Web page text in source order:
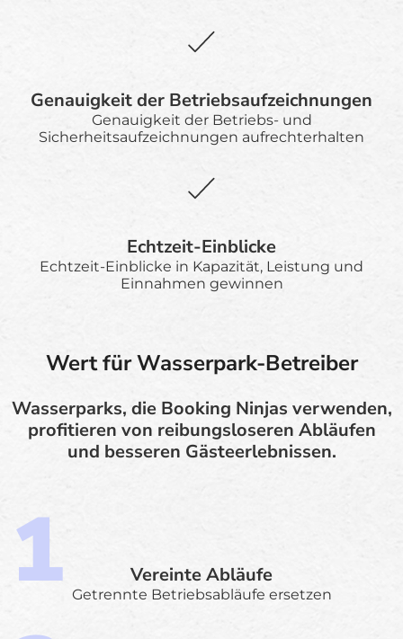
Genauigkeit der Betriebsaufzeichnungen
Genauigkeit der Betriebs- und
Sicherheitsaufzeichnungen aufrechterhalten
Echtzeit-Einblicke
Echtzeit-Einblicke in Kapazität, Leistung und
Einnahmen gewinnen
Wert für Wasserpark-Betreiber
Wasserparks, die Booking Ninjas verwenden,
profitieren von reibungsloseren Abläufen
und besseren Gästeerlebnissen.
Vereinte Abläufe
Getrennte Betriebsabläufe ersetzen